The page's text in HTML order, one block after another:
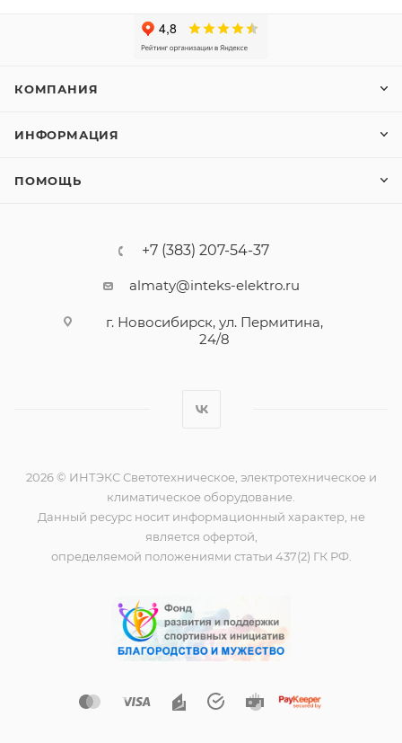
КОМПАНИЯ
ИНФОРМАЦИЯ
ПОМОЩЬ
+7 (383) 207-54-37
almaty@inteks-elektro.ru
г. Новосибирск, ул. Пермитина,
24/8
2026 © ИНТЭКС Светотехническое, электротехническое и
климатическое оборудование.
Данный ресурс носит информационный характер, не
является офертой,
определяемой положениями статьи 437(2) ГК РФ.